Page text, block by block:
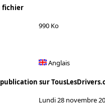
fichier
990 Ko
Anglais
sur
Lundi 28 novembre